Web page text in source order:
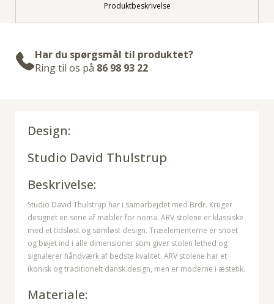
Produktbeskrivelse
Har du spørgsmål til produktet?
Ring til os på 86 98 93 22
Design:
Studio David Thulstrup
Beskrivelse:
Studio David Thulstrup har i samarbejdet med Brdr. Krüger
designet en serie af møbler for noma. ARV stolene er klassiske
med et tidsløst og sømløst design. Træelementerne er snoet
og bøjet ind i alle dimensioner som giver stolen lethed og
signalerer håndværk af bedste kvalitet. ARV stolene har et
ikonisk og traditionelt dansk design, men er moderne i æstetik.
Materiale: